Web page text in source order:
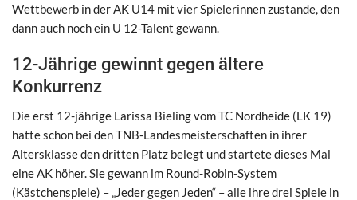
Wettbewerb in der AK U14 mit vier Spielerinnen zustande, den
dann auch noch ein U 12-Talent gewann.
12-Jährige gewinnt gegen ältere
Konkurrenz
Die erst 12-jährige Larissa Bieling vom TC Nordheide (LK 19)
hatte schon bei den TNB-Landesmeisterschaften in ihrer
Altersklasse den dritten Platz belegt und startete dieses Mal
eine AK höher. Sie gewann im Round-Robin-System
(Kästchenspiele) – „Jeder gegen Jeden“ – alle ihre drei Spiele in